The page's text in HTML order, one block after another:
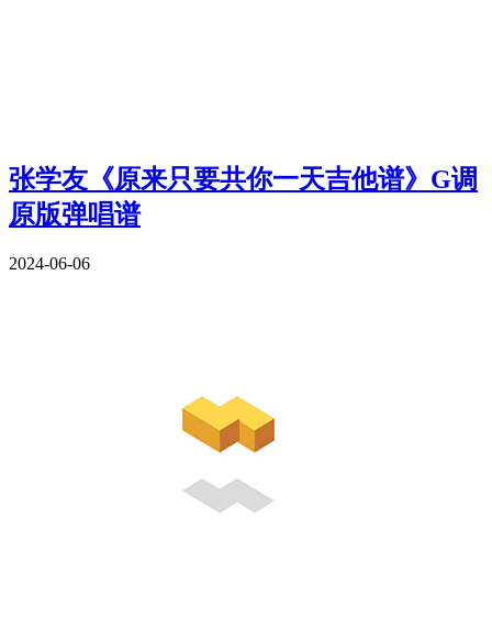
张学友《原来只要共你一天吉他谱》G调
原版弹唱谱
2024-06-06